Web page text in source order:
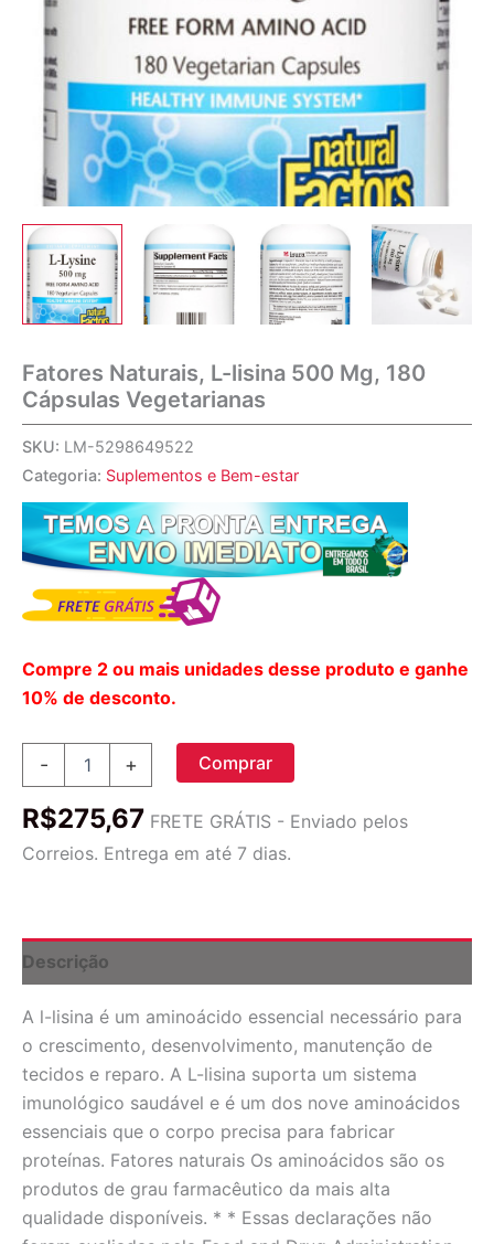
Fatores Naturais, L-lisina 500 Mg, 180
Cápsulas Vegetarianas
SKU: LM-5298649522
Categoria: Suplementos e Bem-estar
Compre 2 ou mais unidades desse produto e ganhe
10% de desconto.
-
lisina
Mg,
quantidade
+ Comprar
R$275,67 FRETE GRÁTIS - Enviado pelos
Correios. Entrega em até 7 dias.
Descrição
A l-lisina é um aminoácido essencial necessário para
o crescimento, desenvolvimento, manutenção de
tecidos e reparo. A L-lisina suporta um sistema
imunológico saudável e é um dos nove aminoácidos
essenciais que o corpo precisa para fabricar
proteínas. Fatores naturais Os aminoácidos são os
produtos de grau farmacêutico da mais alta
qualidade disponíveis. * * Essas declarações não